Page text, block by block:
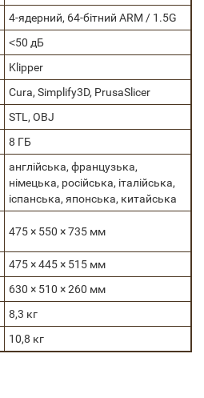
4-ядерний, 64-бітний ARM / 1.5G
˂50 дБ
Klipper
Cura, Simplify3D, PrusaSlicer
STL, OBJ
8 ГБ
англійська, французька,
німецька, російська, італійська,
іспанська, японська, китайська
475 × 550 × 735 мм
475 × 445 × 515 мм
630 × 510 × 260 мм
8,3 кг
10,8 кг